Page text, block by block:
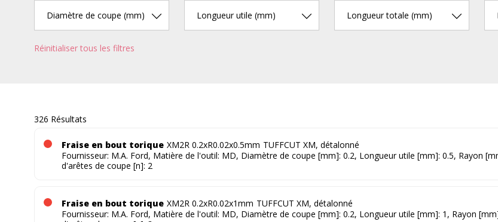
Diamètre de coupe (mm) Longueur utile (mm) Longueur totale (mm)
Réinitialiser tous les filtres
326 Résultats
Fraise en bout torique XM2R 0.2xR0.02x0.5mm TUFFCUT XM, détalonné
Fournisseur: M.A. Ford, Matière de l'outil: MD, Diamètre de coupe [mm]: 0.2, Longueur utile [mm]: 0.5, Rayon
d'arêtes de coupe [n]: 2
Fraise en bout torique XM2R 0.2xR0.02x1mm TUFFCUT XM, détalonné
Fournisseur: M.A. Ford, Matière de l'outil: MD, Diamètre de coupe [mm]: 0.2, Longueur utile [mm]: 1, Rayon